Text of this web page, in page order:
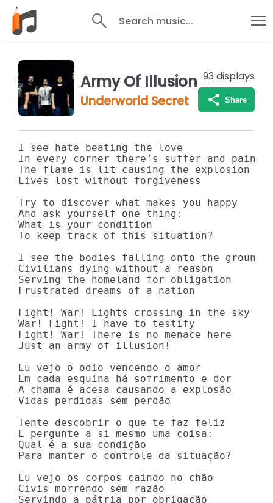
Search music...
Army Of Illusion
Underworld Secret
93 displays
Share
I see hate beating the love
In every corner there’s suffer and pain
The flame is lit causing the explosion
Lives lost without forgiveness
Try to discover what makes you happy
And ask yourself one thing:
What is your condition
To keep track of this situation?
I see the bodies falling onto the ground
Civilians dying without a reason
Serving the homeland for obligation
Frustrated dreams of a nation
Fight! War! Lights crossing in the sky
War! Fight! I have to testify
Fight! War! There is no menace here
Just an army of illusion!
Eu vejo o odio vencendo o amor
Em cada esquina há sofrimento e dor
A chama é acesa causando a explosão
Vidas perdidas sem perdão
Tente descobrir o que te faz feliz
E pergunte a si mesmo uma coisa:
Qual é a sua condição
Para manter o controle da situação?
Eu vejo os corpos caindo no chão
Civis morrendo sem razão
Servindo a pátria por obrigação